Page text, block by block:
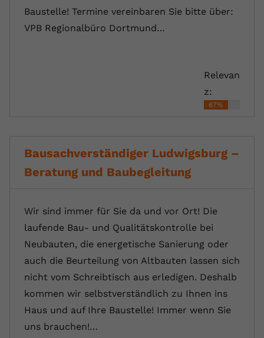
Baustelle! Termine vereinbaren Sie bitte über:
VPB Regionalbüro Dortmund…
Relevan
z:
67%
Bausachverständiger Ludwigsburg –
Beratung und Baubegleitung
Wir sind immer für Sie da und vor Ort! Die
laufende Bau- und Qualitätskontrolle bei
Neubauten, die energetische Sanierung oder
auch die Beurteilung von Altbauten lassen sich
nicht vom Schreibtisch aus erledigen. Deshalb
kommen wir selbstverständlich zu Ihnen ins
Haus und auf Ihre Baustelle! Immer wenn Sie
uns brauchen!…